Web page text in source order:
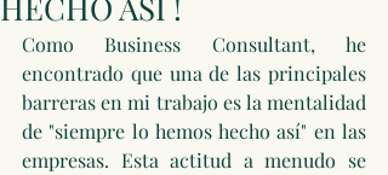
Como Business Consultant, he
encontrado que una de las principales
barreras en mi trabajo es la mentalidad
de "siempre lo hemos hecho así" en las
empresas. Esta actitud a menudo se